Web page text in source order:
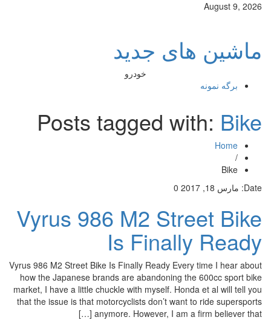
August 9, 2026
ماشین های جدید
خودرو
برگه نمونه
Posts tagged with:Bike
Home
/
Bike
Date: مارس 18, 2017 0
Vyrus 986 M2 Street Bike
Is Finally Ready
Vyrus 986 M2 Street Bike Is Finally Ready Every time I hear about
how the Japanese brands are abandoning the 600cc sport bike
market, I have a little chuckle with myself. Honda et al will tell you
that the issue is that motorcyclists don’t want to ride supersports
anymore. However, I am a firm believer that […]